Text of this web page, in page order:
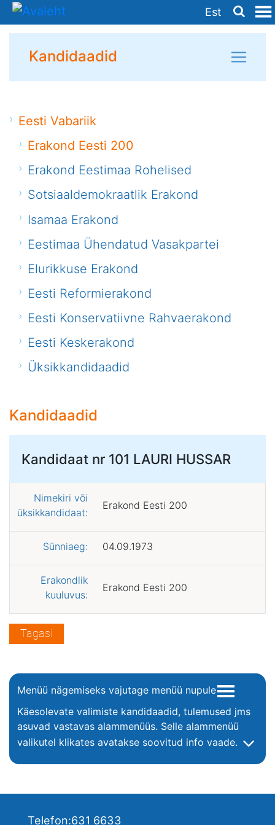
Est
Kandidaadid
Eesti Vabariik
Erakond Eesti 200
Erakond Eestimaa Rohelised
Sotsiaaldemokraatlik Erakond
Isamaa Erakond
Eestimaa Ühendatud Vasakpartei
Elurikkuse Erakond
Eesti Reformierakond
Eesti Konservatiivne Rahvaerakond
Eesti Keskerakond
Üksikkandidaadid
Kandidaadid
Kandidaat nr 101 LAURI HUSSAR
Nimekiri või
üksikkandidaat:
Erakond Eesti 200
Sünniaeg: 04.09.1973
Erakondlik
kuuluvus:
Erakond Eesti 200
Tagasi
Menüü nägemiseks vajutage menüü nupule
Käesolevate valimiste kandidaadid, tulemused jms
asuvad vastavas alammenüüs. Selle alammenüü
valikutel klikates avatakse soovitud info vaade.
Telefon:631 6633